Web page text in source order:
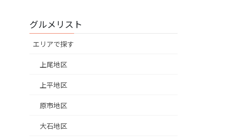
グルメリスト
エリアで探す
上尾地区
上平地区
原市地区
大石地区